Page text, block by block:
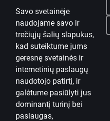
Savo svetainėje
naudojame savo ir
trečiųjų šalių slapukus,
kad suteiktume jums
geresnę svetainės ir
internetinių paslaugų
naudotojo patirtį, ir
galėtume pasiūlyti jus
dominantį turinį bei
paslaugas,
Parsisiųsti
Parsisiųsti
Programėlė „iOS“ ir
„Android“
Susisiekite su mumis
Kontaktai
Naudinga informacija
„Citadele“